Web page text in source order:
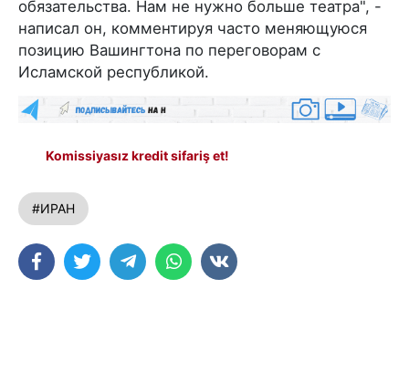
обязательства. Нам не нужно больше театра", -
написал он, комментируя часто меняющуюся
позицию Вашингтона по переговорам с
Исламской республикой.
Komissiyasız kredit sifariş et!
#ИРАН